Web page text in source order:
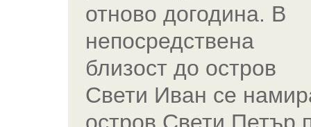
отново догодина. В
непосредствена
близост до остров
Свети Иван се